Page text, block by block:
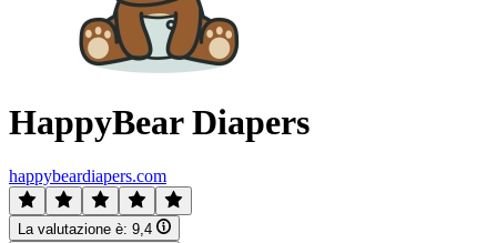
HappyBear Diapers
happybeardiapers.com
La valutazione è: 9,4